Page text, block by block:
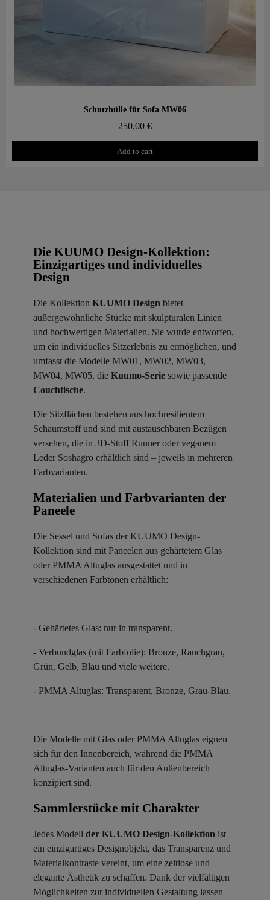
Aperçu rapide
Schutzhülle für Sofa MW06
250,00 €
Add to cart
Die KUUMO Design-Kollektion:
Einzigartiges und individuelles
Design
Die Kollektion KUUMO Design bietet
außergewöhnliche Stücke mit skulpturalen Linien
und hochwertigen Materialien. Sie wurde entworfen,
um ein individuelles Sitzerlebnis zu ermöglichen, und
umfasst die Modelle MW01, MW02, MW03,
MW04, MW05, die Kuumo-Serie sowie passende
Couchtische.
Die Sitzflächen bestehen aus hochresilientem
Schaumstoff und sind mit austauschbaren Bezügen
versehen, die in 3D-Stoff Runner oder veganem
Leder Soshagro erhältlich sind – jeweils in mehreren
Farbvarianten.
Materialien und Farbvarianten der
Paneele ​
Die Sessel und Sofas der KUUMO Design-
Kollektion sind mit Paneelen aus gehärtetem Glas
oder PMMA Altuglas ausgestattet und in
verschiedenen Farbtönen erhältlich:
- Gehärtetes Glas: nur in transparent.
- Verbundglas (mit Farbfolie): Bronze, Rauchgrau,
Grün, Gelb, Blau und viele weitere.
- PMMA Altuglas: Transparent, Bronze, Grau-Blau.
Die Modelle mit Glas oder PMMA Altuglas eignen
sich für den Innenbereich, während die PMMA
Altuglas-Varianten auch für den Außenbereich
konzipiert sind.
Sammlerstücke mit Charakter ​
Jedes Modell der KUUMO Design-Kollektion ist
ein einzigartiges Designobjekt, das Transparenz und
Materialkontraste vereint, um eine zeitlose und
elegante Ästhetik zu schaffen. Dank der vielfältigen
Möglichkeiten zur individuellen Gestaltung lassen